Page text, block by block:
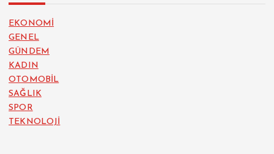
EKONOMİ
GENEL
GÜNDEM
KADIN
OTOMOBİL
SAĞLIK
SPOR
TEKNOLOJİ